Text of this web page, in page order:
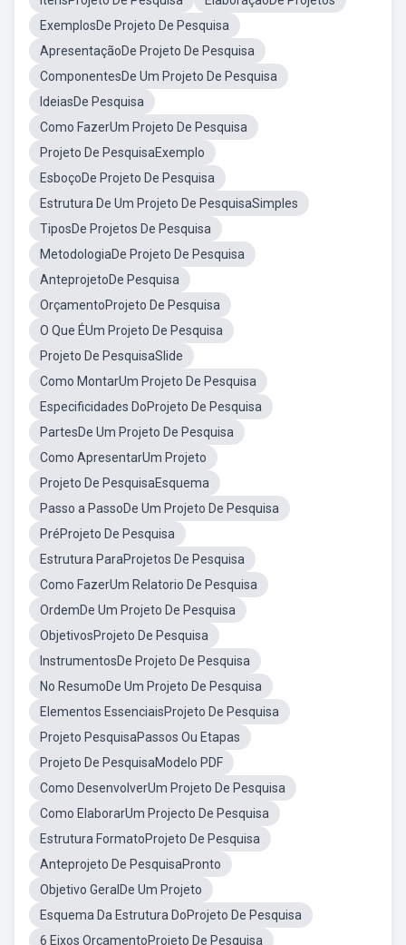
ExemplosDe Projeto De Pesquisa
ApresentaçãoDe Projeto De Pesquisa
ComponentesDe Um Projeto De Pesquisa
IdeiasDe Pesquisa
Como FazerUm Projeto De Pesquisa
Projeto De PesquisaExemplo
EsboçoDe Projeto De Pesquisa
Estrutura De Um Projeto De PesquisaSimples
TiposDe Projetos De Pesquisa
MetodologiaDe Projeto De Pesquisa
AnteprojetoDe Pesquisa
OrçamentoProjeto De Pesquisa
O Que ÉUm Projeto De Pesquisa
Projeto De PesquisaSlide
Como MontarUm Projeto De Pesquisa
Especificidades DoProjeto De Pesquisa
PartesDe Um Projeto De Pesquisa
Como ApresentarUm Projeto
Projeto De PesquisaEsquema
Passo a PassoDe Um Projeto De Pesquisa
PréProjeto De Pesquisa
Estrutura ParaProjetos De Pesquisa
Como FazerUm Relatorio De Pesquisa
OrdemDe Um Projeto De Pesquisa
ObjetivosProjeto De Pesquisa
InstrumentosDe Projeto De Pesquisa
No ResumoDe Um Projeto De Pesquisa
Elementos EssenciaisProjeto De Pesquisa
Projeto PesquisaPassos Ou Etapas
Projeto De PesquisaModelo PDF
Como DesenvolverUm Projeto De Pesquisa
Como ElaborarUm Projecto De Pesquisa
Estrutura FormatoProjeto De Pesquisa
Anteprojeto De PesquisaPronto
Objetivo GeralDe Um Projeto
Esquema Da Estrutura DoProjeto De Pesquisa
6 Eixos OrçamentoProjeto De Pesquisa